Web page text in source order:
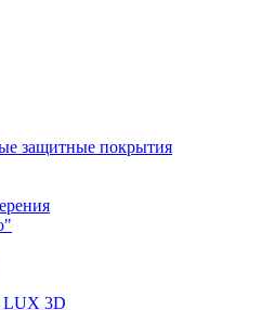
защитные покрытия
3D